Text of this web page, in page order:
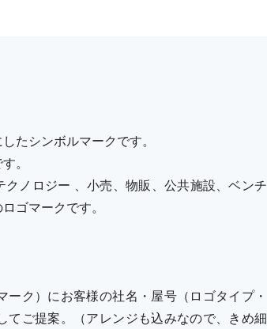
たシンボルマークです。
。
ノロジー 、小売、物販、公共施設、ベンチ
ゴマークです。
ク）にお客様の社名・屋号（ロゴタイプ・
ご提案。（アレンジも込みなので、きめ細